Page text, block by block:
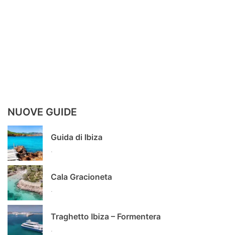
NUOVE GUIDE
Guida di Ibiza
Cala Gracioneta
Traghetto Ibiza – Formentera